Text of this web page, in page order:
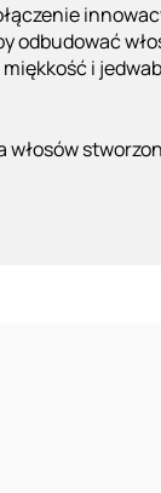
odbudować
i